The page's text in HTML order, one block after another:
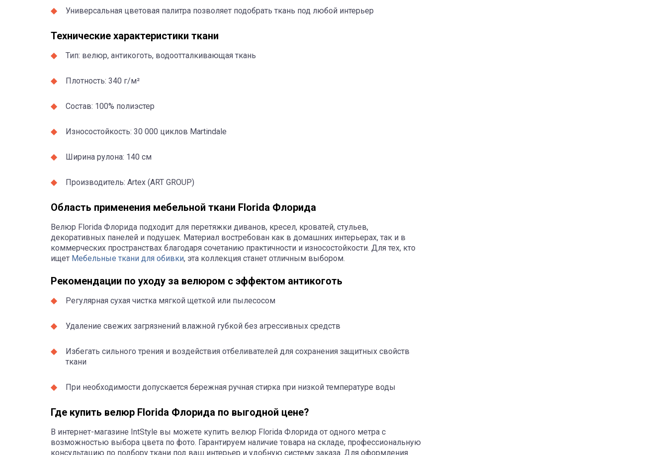
Универсальная цветовая палитра позволяет подобрать ткань под любой интерьер
Технические характеристики ткани
Тип: велюр, антикоготь, водоотталкивающая ткань
Плотность: 340 г/м²
Состав: 100% полиэстер
Износостойкость: 30 000 циклов Martindale
Ширина рулона: 140 см
Производитель: Artex (ART GROUP)
Область применения мебельной ткани Florida Флорида
Велюр Florida Флорида подходит для перетяжки диванов, кресел, кроватей, стульев,
декоративных панелей и подушек. Материал востребован как в домашних интерьерах, так и в
коммерческих пространствах благодаря сочетанию практичности и износостойкости. Для тех, кто
ищет Мебельные ткани для обивки, эта коллекция станет отличным выбором.
Рекомендации по уходу за велюром с эффектом антикоготь
Регулярная сухая чистка мягкой щеткой или пылесосом
Удаление свежих загрязнений влажной губкой без агрессивных средств
Избегать сильного трения и воздействия отбеливателей для сохранения защитных свойств
ткани
При необходимости допускается бережная ручная стирка при низкой температуре воды
Где купить велюр Florida Флорида по выгодной цене?
В интернет-магазине IntStyle вы можете купить велюр Florida Флорида от одного метра с
возможностью выбора цвета по фото. Гарантируем наличие товара на складе, профессиональную
консультацию по подбору ткани под ваш интерьер и удобную систему заказа. Для оформления